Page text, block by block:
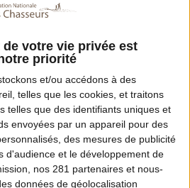
de votre vie privée est
priorité
et/ou accédons à des
telles que les cookies, et traitons
telles que des identifiants uniques et
envoyées par un appareil pour des
des mesures de publicité
d'audience et le développement de
nos 281 partenaires et nous-
données de géolocalisation